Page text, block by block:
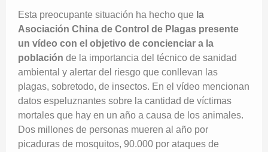
Esta preocupante situación ha hecho que la
Asociación China de Control de Plagas presente
un vídeo con el objetivo de concienciar a la
población de la importancia del técnico de sanidad
ambiental y alertar del riesgo que conllevan las
plagas, sobretodo, de insectos. En el vídeo mencionan
datos espeluznantes sobre la cantidad de víctimas
mortales que hay en un año a causa de los animales.
Dos millones de personas mueren al año por
picaduras de mosquitos, 90.000 por ataques de